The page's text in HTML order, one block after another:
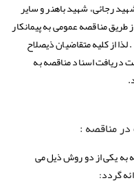
رجائی، شهید باهنر و سایر
طریق مناقصه عمومی به پیمانکار
از کلیه متقاضیان ذیصلاح
اسناد مناقصه به
در مناقصه :
یکی از دو روش ذیل می
گردد: